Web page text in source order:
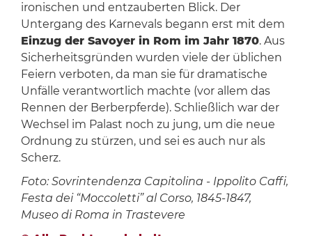
ironischen und entzauberten Blick. Der
Untergang des Karnevals begann erst mit dem
Einzug der Savoyer in Rom im Jahr 1870. Aus
Sicherheitsgründen wurden viele der üblichen
Feiern verboten, da man sie für dramatische
Unfälle verantwortlich machte (vor allem das
Rennen der Berberpferde). Schließlich war der
Wechsel im Palast noch zu jung, um die neue
Ordnung zu stürzen, und sei es auch nur als
Scherz.
Foto: Sovrintendenza Capitolina - Ippolito Caffi,
Festa dei “Moccoletti” al Corso, 1845-1847,
Museo di Roma in Trastevere